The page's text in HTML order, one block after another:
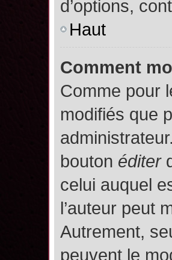
d’options,
Haut
Comment
Comme pour
modifiés que
bouton éditer
celui auquel
l’auteur peut
Autrement,
peuvent le